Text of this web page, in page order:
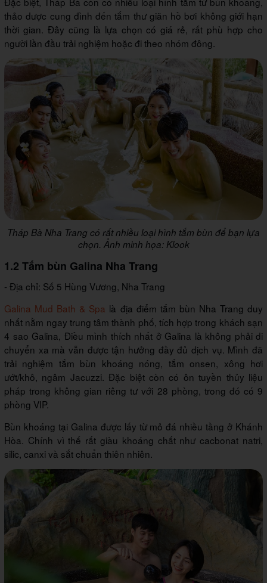
thảo dược cung đình đến tắm thư giãn hồ bơi không giới hạn
thời gian. Đây cũng là lựa chọn có giá rẻ, rất phù hợp cho
người lần đầu trải nghiệm hoặc đi theo nhóm đông.
Tháp Bà Nha Trang có rất nhiều loại hình tắm bùn để bạn lựa
chọn. Ảnh minh họa: Klook
1.2 Tắm bùn Galina Nha Trang
- Địa chỉ: Số 5 Hùng Vương, Nha Trang
Galina Mud Bath & Spa là địa điểm tắm bùn Nha Trang duy
nhất nằm ngay trung tâm thành phố, tích hợp trong khách sạn
4 sao Galina, Điều mình thích nhất ở Galina là không phải di
chuyển xa mà vẫn được tận hưởng đầy đủ dịch vụ. Mình đã
trải nghiệm tắm bùn khoáng nóng, tắm onsen, xông hơi
ướt/khô, ngâm Jacuzzi. Đặc biệt còn có ôn tuyền thủy liệu
pháp trong không gian riêng tư với 28 phòng, trong đó có 9
phòng VIP.
Bùn khoáng tại Galina được lấy từ mỏ đá nhiều tầng ở Khánh
Hòa. Chính vì thế rất giàu khoáng chất như cacbonat natri,
silic, canxi và sắt chuẩn thiên nhiên.